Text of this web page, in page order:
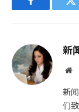
Facebook
新
网
新
们